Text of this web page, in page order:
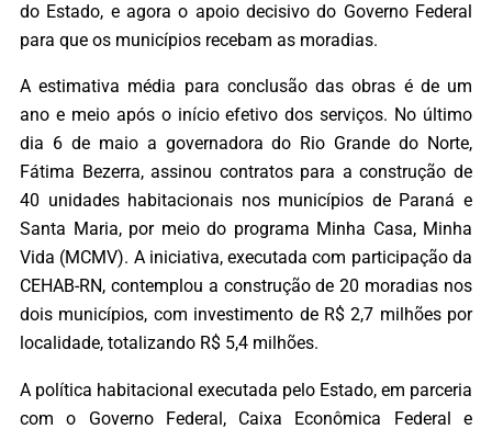
do Estado, e agora o apoio decisivo do Governo Federal
para que os municípios recebam as moradias.
A estimativa média para conclusão das obras é de um
ano e meio após o início efetivo dos serviços. No último
dia 6 de maio a governadora do Rio Grande do Norte,
Fátima Bezerra, assinou contratos para a construção de
40 unidades habitacionais nos municípios de Paraná e
Santa Maria, por meio do programa Minha Casa, Minha
Vida (MCMV). A iniciativa, executada com participação da
CEHAB-RN, contemplou a construção de 20 moradias nos
dois municípios, com investimento de R$ 2,7 milhões por
localidade, totalizando R$ 5,4 milhões.
A política habitacional executada pelo Estado, em parceria
com o Governo Federal, Caixa Econômica Federal e